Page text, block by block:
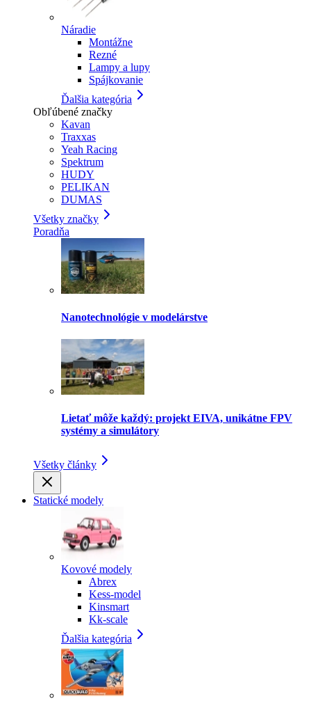
Náradie
Montážne
Rezné
Lampy a lupy
Spájkovanie
Ďalšia kategória
Obľúbené značky
Kavan
Traxxas
Yeah Racing
Spektrum
HUDY
PELIKAN
DUMAS
Všetky značky
Poradňa
Nanotechnológie v modelárstve
Lietať môže každý: projekt EIVA, unikátne FPV
systémy a simulátory
Všetky články
Statické modely
Kovové modely
Abrex
Kess-model
Kinsmart
Kk-scale
Ďalšia kategória